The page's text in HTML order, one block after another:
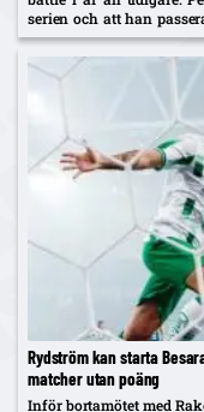
serien och att han
på torsdag.
Rydström kan starta
matcher utan poäng
Inför bortamötet med